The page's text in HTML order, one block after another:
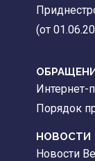
(от
Интернет-
Порядок
НОВОСТИ
Новости